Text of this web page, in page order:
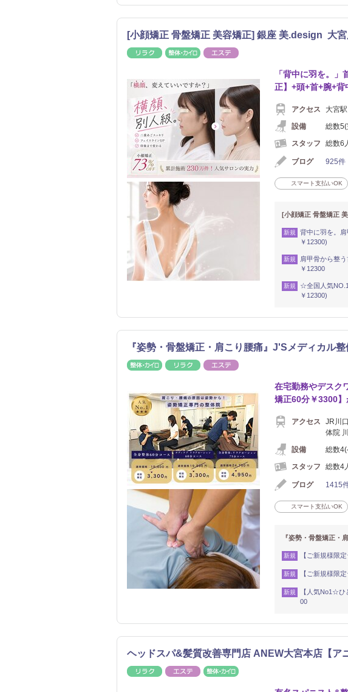
[小顔矯正 骨盤矯正 美容矯正] 銀座 美.design 大
リラク 整体・カイロ
「背中に羽を。
正】+頭+首+腕+
アクセス
大宮
設備
総数
スタッフ
総数6
ブログ 925件
スマート支払いOK
[小顔矯正 骨盤矯正
新規
背中に羽を。
￥12300)
新規
肩甲骨から整
￥12300
新規
☆全国人気
￥12300)
『姿勢・骨盤矯正・肩こり腰痛』J'Sメディカル
整体・カイロリラク
在宅勤務やデスク
矯正60分￥3300
アクセス
JR川
体院
設備
総数
スタッフ
総数4
ブログ 1415
スマート支払いOK
『姿勢・骨盤矯正・
新規 【ご新規様限
新規 【ご新規様限
新規
【人気No1☆
00
ヘッドスパ&髪質改善専門店 ANEW大宮本店【ア
リラク エステ